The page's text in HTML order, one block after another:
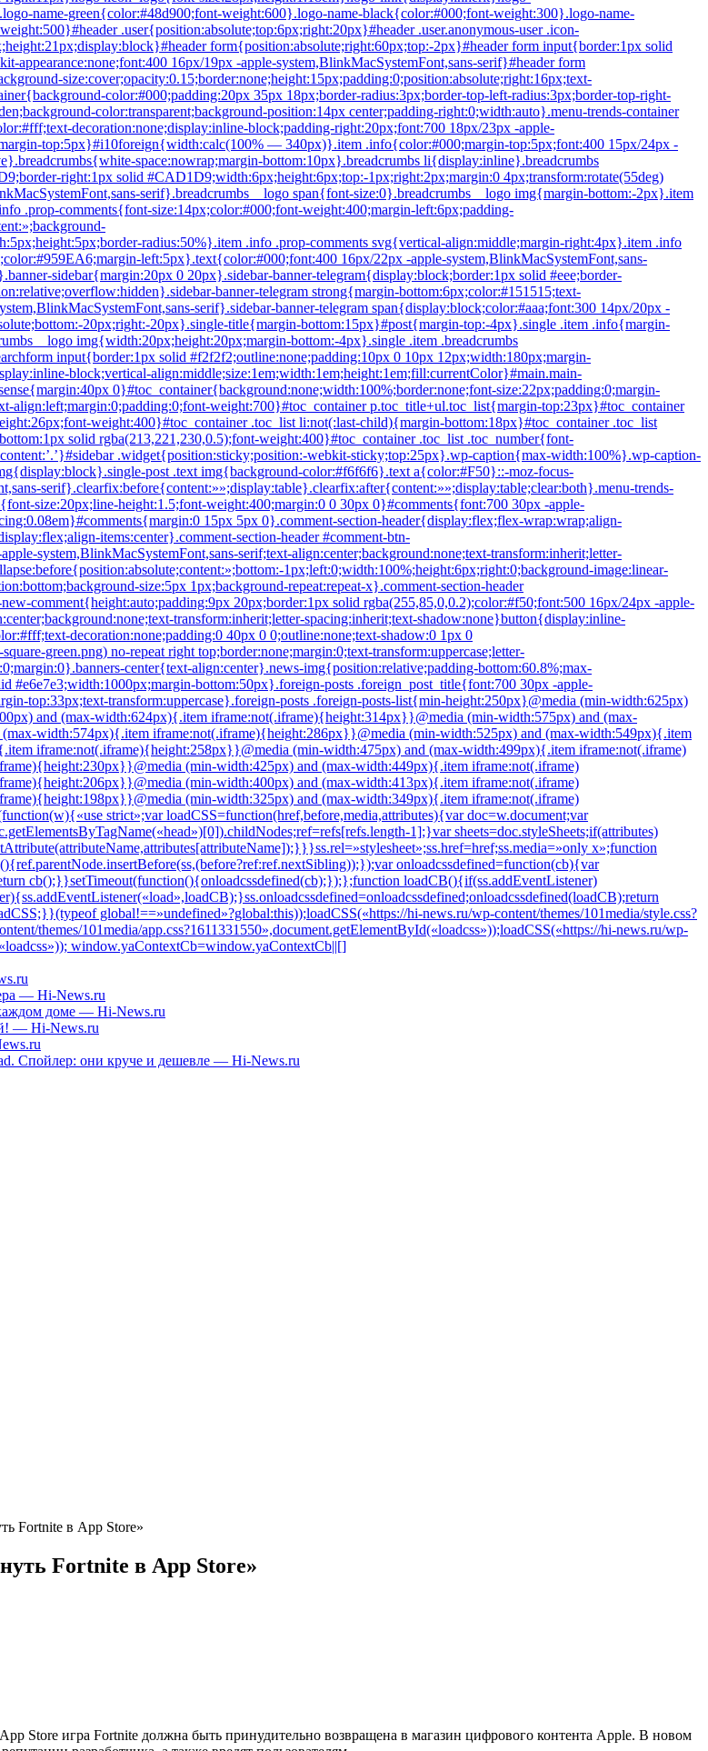
— Hi-News.ru
доме — Hi-News.ru
— Hi-News.ru
Спойлер: они круче и дешевле — Hi-News.ru
Fortnite в App Store»
Fortnite в App Store»
Store игра Fortnite должна быть принудительно возвращена в магазин цифрового контента Apple. В новом